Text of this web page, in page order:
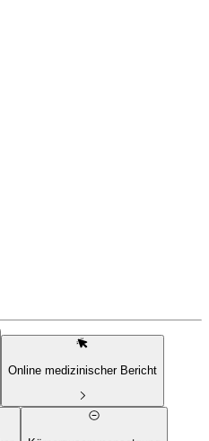
Online medizinischer Bericht